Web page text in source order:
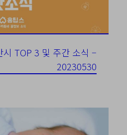
시 TOP 3 및 주간 소식 –
20230530